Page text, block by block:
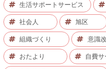
生活サポートサービス
社会人 旭区
組織づくり 意識
おたより 自費サ